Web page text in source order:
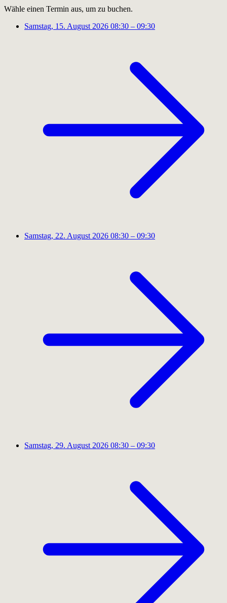
Wähle einen Termin aus, um zu buchen.
Samstag, 15. August 2026 08:30 – 09:30
Samstag, 22. August 2026 08:30 – 09:30
Samstag, 29. August 2026 08:30 – 09:30